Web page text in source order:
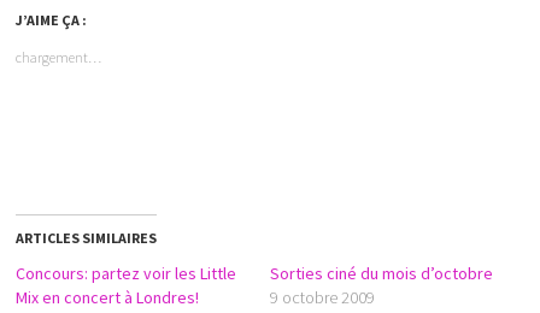
J’AIME ÇA :
chargement…
ARTICLES SIMILAIRES
Concours: partez voir les Little
Mix en concert à Londres!
Sorties ciné du mois d’octobre
9 octobre 2009